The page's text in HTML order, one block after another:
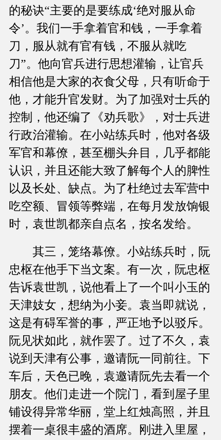
的秘诀“主要的是要练成‘绝对服从命
令’。我们一手拿着官和钱，一手拿着
刀，服从就有官有钱，不服从就吃
刀”。他向官兵进行思想灌输，让官兵
相信他是大家的衣食父母，只有听命于
他，才能升官发财。为了加强对士兵的
控制，他还编了《劝兵歌》，对士兵进
行政治灌输。在小站练兵时，他对各级
军官和幕僚，甚至棚头弁目，几乎都能
认识，并且还能大致了解每个人的脾性
以及长处、缺点。为了杜绝过去军营中
吃空额、冒领等弊端，在每月发放饷银
时，袁世凯都亲自点名，按名发给。
其三，笼络幕僚。小站练兵时，阮
忠枢在他手下当文案。有一次，阮忠枢
告诉袁世凯，说他看上了一个叫小玉的
天津妓女，想纳为小妾。袁当即就说，
这是有碍军誉的事，严正地予以驳斥。
阮见状如此，就作罢了。过了不久，袁
说到天津有公事，邀请阮一同前往。下
车后，天色已晚，袁邀请阮先去看一个
朋友。他们走进一个院门，看到屋子里
铺设得异常华丽，堂上红烛高照，并且
摆着一桌很丰盛的酒席。刚进入里屋，